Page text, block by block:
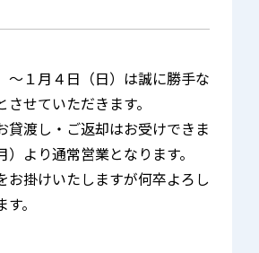
～１月４日（日）は誠に勝手な
せていただきます。
貸渡し・ご返却はお受けできま
より通常営業となります。
お掛けいたしますが何卒よろし
。